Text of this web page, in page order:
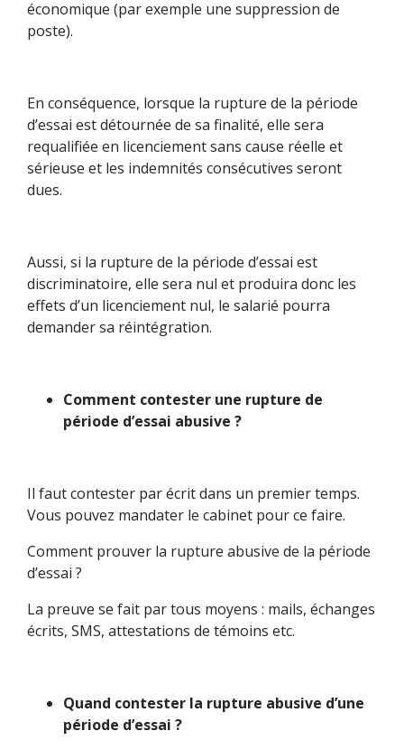
économique (par exemple une suppression de
poste).
En conséquence, lorsque la rupture de la période
d’essai est détournée de sa finalité, elle sera
requalifiée en licenciement sans cause réelle et
sérieuse et les indemnités consécutives seront
dues.
Aussi, si la rupture de la période d’essai est
discriminatoire, elle sera nul et produira donc les
effets d’un licenciement nul, le salarié pourra
demander sa réintégration.
Comment contester une rupture de
période d’essai abusive ?
Il faut contester par écrit dans un premier temps.
Vous pouvez mandater le cabinet pour ce faire.
Comment prouver la rupture abusive de la période
d’essai ?
La preuve se fait par tous moyens : mails, échanges
écrits, SMS, attestations de témoins etc.
Quand contester la rupture abusive d’une
période d’essai ?